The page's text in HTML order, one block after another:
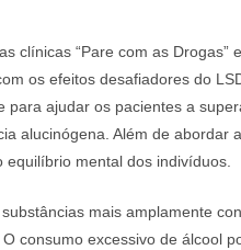
clínicas “Pare com as Drogas”
os efeitos desafiadores do
para ajudar os pacientes a
alucinógena. Além de abordar
mental dos indivíduos.
mais amplamente
consumo excessivo de álcool